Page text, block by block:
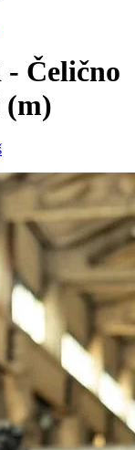
Čelično
(m)